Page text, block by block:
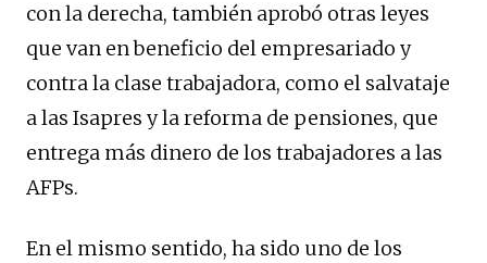
con la derecha, también aprobó otras leyes
que van en beneficio del empresariado y
contra la clase trabajadora, como el salvataje
a las Isapres y la reforma de pensiones, que
entrega más dinero de los trabajadores a las
AFPs.
En el mismo sentido, ha sido uno de los